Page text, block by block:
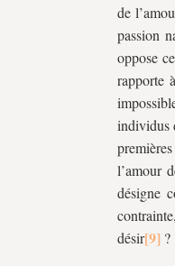
de
passion
oppose
rapporte
individus
l’amour
désigne
désir
?